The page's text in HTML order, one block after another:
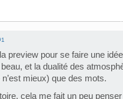
preview pour se faire une
et la dualité des
mieux) que des mots.
cela me fait un peu